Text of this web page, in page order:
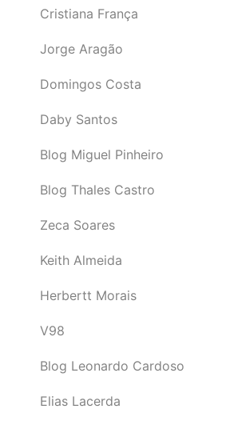
Cristiana França
Jorge Aragão
Domingos Costa
Daby Santos
Blog Miguel Pinheiro
Blog Thales Castro
Zeca Soares
Keith Almeida
Herbertt Morais
V98
Blog Leonardo Cardoso
Elias Lacerda